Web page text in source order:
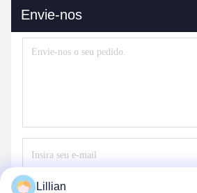
Envie-nos
Lillian